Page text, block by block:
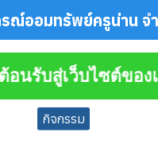
ณ์ออมทรัพย์ครูน่าน จ
รับสู่เว็บไซต์ของเร
กิจกรรม